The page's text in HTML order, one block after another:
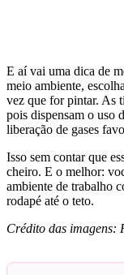
E aí vai uma dica de
meio ambiente,
vez que for pintar. As
pois dispensam o uso
liberação de gases
Isso sem contar que
cheiro. E o melhor:
ambiente de trabalho
rodapé até o teto.
Crédito das imagens: